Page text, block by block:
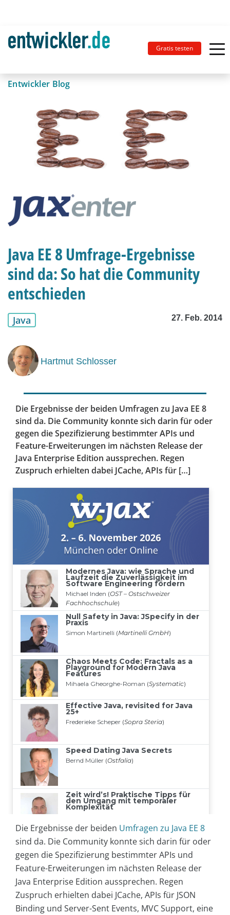
Gratis testen
Entwickler Blog
Java EE 8 Umfrage-Ergebnisse
sind da: So hat die Community
entschieden
Java 27. Feb. 2014
Hartmut Schlosser
Die Ergebnisse der beiden Umfragen zu Java EE 8
sind da. Die Community konnte sich darin für oder
gegen die Spezifizierung bestimmter APIs und
Feature-Erweiterungen im nächsten Release der
Java Enterprise Edition aussprechen. Regen
Zuspruch erhielten dabei JCache, APIs für […]
Die Ergebnisse der beiden Umfragen zu Java EE 8
sind da. Die Community konnte sich darin für oder
gegen die Spezifizierung bestimmter APIs und
Feature-Erweiterungen im nächsten Release der
Java Enterprise Edition aussprechen. Regen
Zuspruch erhielten dabei JCache, APIs für JSON
Binding und Server-Sent Events, MVC Support, eine